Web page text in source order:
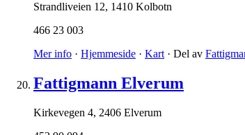
Strandliveien 12, 1410 Kolbotn
466 23 003
Mer info · Hjemmeside · Kart · Del av
Fattigmann Elverum
Kirkevegen 4, 2406 Elverum